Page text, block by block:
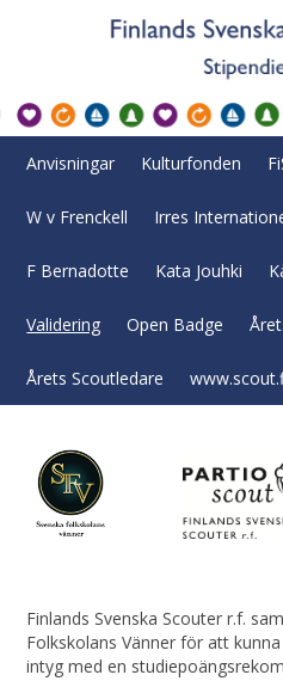
Anvisningar Kulturfonden
W v Frenckell Irres
F Bernadotte Kata Jouhki
Validering Open Badge
Årets Scoutledare
Finlands Svenska Scouter r.f.
Folkskolans Vänner för att
intyg med en